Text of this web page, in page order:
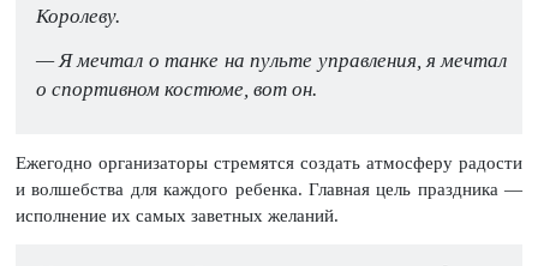
Королеву.
— Я мечтал о танке на пульте управления, я мечтал
о спортивном костюме, вот он.
Ежегодно организаторы стремятся создать атмосферу радости
и волшебства для каждого ребенка. Главная цель праздника —
исполнение их самых заветных желаний.